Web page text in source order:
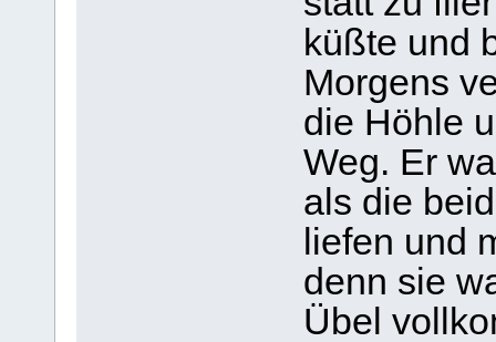
küßte und
Morgens
die Höhle
Weg. Er
als die
liefen und
denn sie
Übel